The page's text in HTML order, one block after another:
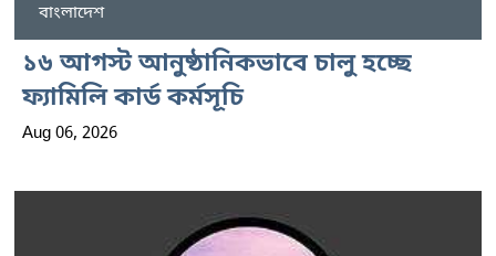
বাংলাদেশ
১৬ আগস্ট আনুষ্ঠানিকভাবে চালু হচ্ছে
ফ্যামিলি কার্ড কর্মসূচি
Aug 06, 2026